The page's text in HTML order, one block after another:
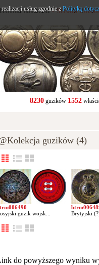
- Strona
8230guzików 1552
guzików (4)
guzik wojsk...
Brytyjski
do powyższego wyniku
usług zgodnie zPolityką